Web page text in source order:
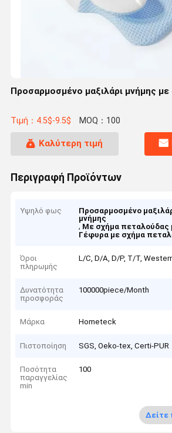
Προσαρμοσμένο μαξιλάρι μνήμης
Τιμή：4.5$-9.5$ MOQ：100
Καλύτερη τιμή
Περιγραφή Προϊόντων
Υψηλό φως
Προσαρμοσμένο
μνήμης
, Με σχήμα πεταλούδας
Γέφυρα με σχήμα
Όροι
πληρωμής
L/C, D/A, D/P, T/T,
Δυνατότητα
προσφοράς
100000piece/Month
Μάρκα Hometeck
Πιστοποίηση SGS, Oeko-tex, Certi-PUR
Ποσότητα
παραγγελίας
min
100
Δείτε